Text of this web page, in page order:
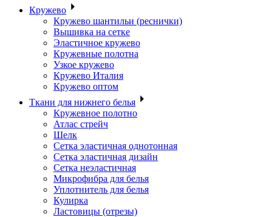
Кружево
Кружево шантильи (реснички)
Вышивка на сетке
Эластичное кружево
Кружевные полотна
Узкое кружево
Кружево Италия
Кружево оптом
Ткани для нижнего белья
Кружевное полотно
Атлас стрейч
Шелк
Сетка эластичная однотонная
Сетка эластичная дизайн
Сетка неэластичная
Микрофибра для белья
Уплотнитель для белья
Кулирка
Ластовицы (отрезы)